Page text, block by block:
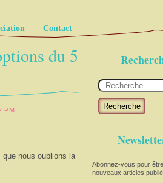
Contact
Recherche
Abonnez-vous pour
nouveaux articles
du 5
PM
nous oublions la